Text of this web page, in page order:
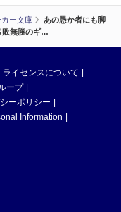
ー文庫
あの愚か者にも脚
敗無勝のギ…
ライセンスについて
ープ
ーポリシー
Information